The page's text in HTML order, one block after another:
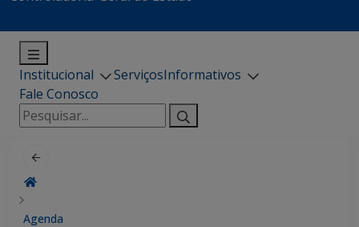
Institucional ServiçosInformativos
Fale Conosco
Pesquisar
por:
Agenda